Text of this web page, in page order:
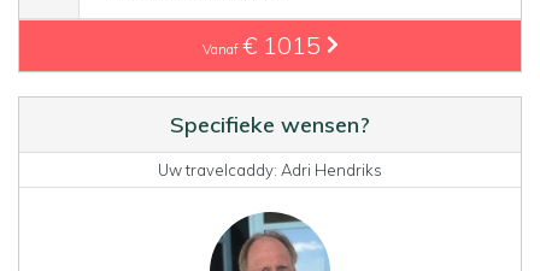
Vanaf € 1015
Specifieke wensen?
Uw travelcaddy: Adri Hendriks